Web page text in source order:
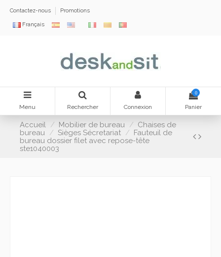
Contactez-nous Promotions
Français
Menu Rechercher Connexion
0
Panier
Accueil Mobilier de bureau
Chaises de
bureau
Sièges Sécretariat
Fauteuil de
bureau dossier filet avec repose-tête
ste1040003